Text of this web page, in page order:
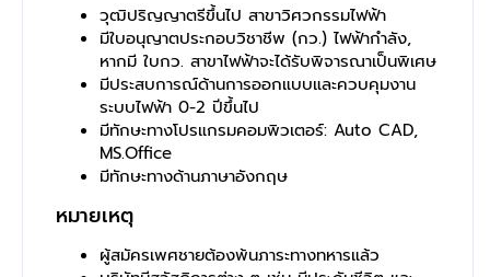
วุฒิปริญญาตรีขึ้นไป สาขาวิศวกรรมไฟฟ้า
มีใบอนุญาตประกอบวิชาชีพ (กว.) ไฟฟ้ากำลัง,
หากมี ใบกว. สาขาไฟฟ้าจะได้รับพิจารณาเป็นพิเศษ
มีประสบการณ์ด้านการออกแบบและควบคุมงาน
ระบบไฟฟ้า 0-2 ปีขึ้นไป
มีทักษะทางโปรแกรมคอมพิวเตอร์: Auto CAD,
MS.Office
มีทักษะทางด้านภาษาอังกฤษ
หมายเหตุ
ผู้สมัครเพศชายต้องพ้นภาระทางทหารแล้ว